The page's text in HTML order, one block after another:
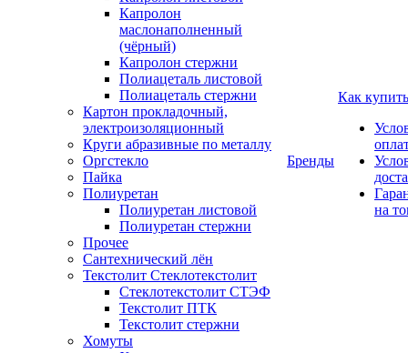
Капролон
маслонаполненный
(чёрный)
Капролон стержни
Полиацеталь листовой
Полиацеталь стержни
Картон прокладочный,
электроизоляционный
Круги абразивные по металлу
Оргстекло
Пайка
Полиуретан
Полиуретан листовой
Полиуретан стержни
Прочее
Сантехнический лён
Текстолит Стеклотекстолит
Стеклотекстолит СТЭФ
Текстолит ПТК
Текстолит стержни
Хомуты
Бренды
Как купить
на